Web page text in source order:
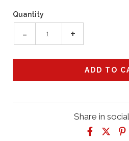
Quantity
- +
Share in